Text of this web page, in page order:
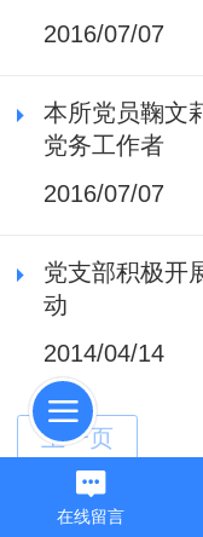
2016/07/07
本所党员鞠文
党务工作者
2016/07/07
党支部积极开
动
2014/04/14
在线留言